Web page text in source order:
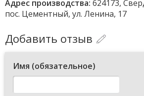
Адрес производства: 624173,
пос. Цементный, ул. Ленина, 17
Добавить отзыв
Имя (обязательное)